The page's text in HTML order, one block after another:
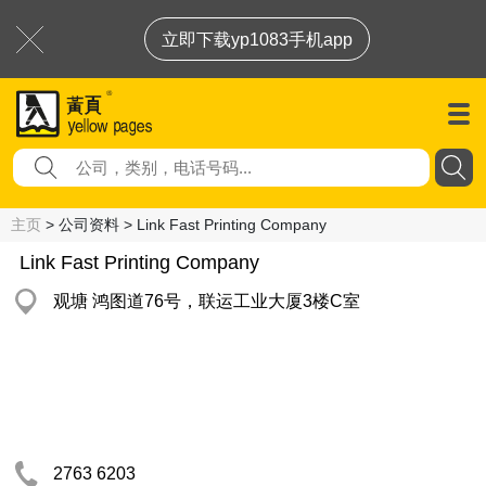
立即下载yp1083手机app
主页 > 公司资料 > Link Fast Printing Company
Link Fast Printing Company
观塘 鸿图道76号，联运工业大厦3楼C室
2763 6203